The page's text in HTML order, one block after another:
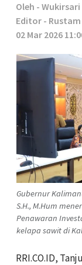
Oleh -
Editor -
02 Mar 2026
Gubernur
S.H., M.Hum
Penawaran
kelapa sawit di
RRI.CO.ID,